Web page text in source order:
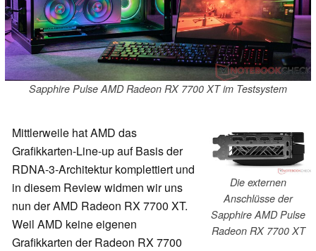
Sapphire Pulse AMD Radeon RX 7700 XT im Testsystem
Die externen
Anschlüsse der
Sapphire AMD Pulse
Radeon RX 7700 XT
Mittlerweile hat AMD das
Grafikkarten-Line-up auf Basis der
RDNA-3-Architektur komplettiert und
in diesem Review widmen wir uns
nun der AMD Radeon RX 7700 XT.
Weil AMD keine eigenen
Grafikkarten der Radeon RX 7700